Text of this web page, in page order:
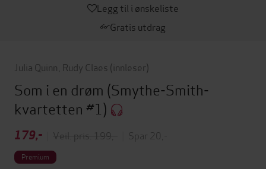
Legg til i ønskeliste
Gratis utdrag
Julia Quinn Rudy Claes (innleser)
Som i en drøm (Smythe-Smith-
kvartetten #1)
179,- Veil. pris: 199,- Spar 20,-
Premium